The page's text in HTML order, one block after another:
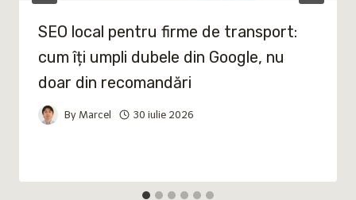
SEO local pentru firme de transport:
cum îți umpli dubele din Google, nu
doar din recomandări
By Marcel 30 iulie 2026